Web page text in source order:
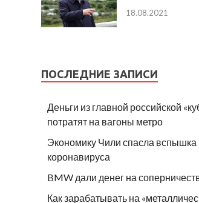
18.08.2021
ПОСЛЕДНИЕ ЗАПИСИ
Деньги из главной российской
потратят на вагоны метро
Экономику Чили спасла вспышка
коронавируса
BMW дали денег на
Как зарабатывать на